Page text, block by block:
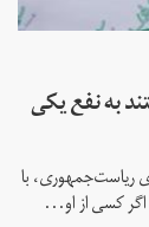
به نفع یکی
ریاست‌جمهوری، با
کسی از او...